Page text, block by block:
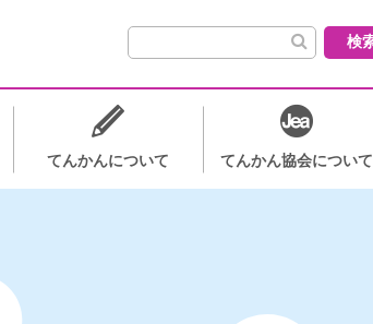
検索:
てんかんについて てんかん協会について